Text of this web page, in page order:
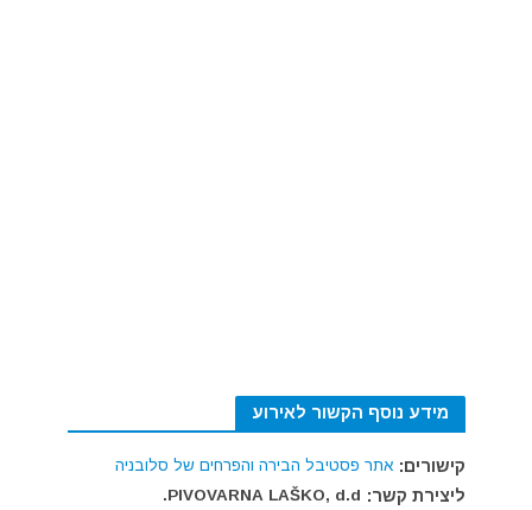
מידע נוסף הקשור לאירוע
קישורים: אתר פסטיבל הבירה והפרחים של סלובניה
ליצירת קשר: PIVOVARNA LAŠKO, d.d.